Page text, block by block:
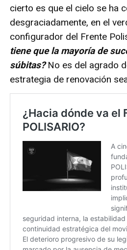
cierto es que el cielo se ha
desgraciadamente, en el
configurador del Frente
tiene que la mayoría de
súbitas?No es del agrado
estrategia de renovación